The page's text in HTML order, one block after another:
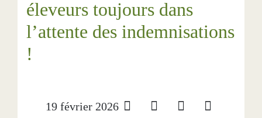
éleveurs toujours dans
l’attente des indemnisations
!
19 février 2026